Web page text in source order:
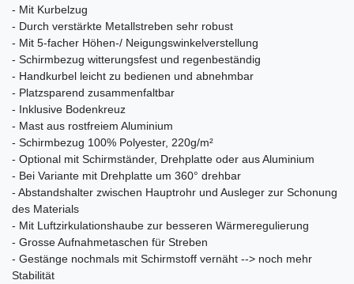
- Mit Kurbelzug
- Durch verstärkte Metallstreben sehr robust
- Mit 5-facher Höhen-/ Neigungswinkelverstellung
- Schirmbezug witterungsfest und regenbeständig
- Handkurbel leicht zu bedienen und abnehmbar
- Platzsparend zusammenfaltbar
- Inklusive Bodenkreuz
- Mast aus rostfreiem Aluminium
- Schirmbezug 100% Polyester, 220g/m²
- Optional mit Schirmständer, Drehplatte oder aus Aluminium
- Bei Variante mit Drehplatte um 360° drehbar
- Abstandshalter zwischen Hauptrohr und Ausleger zur Schonung
des Materials
- Mit Luftzirkulationshaube zur besseren Wärmeregulierung
- Grosse Aufnahmetaschen für Streben
- Gestänge nochmals mit Schirmstoff vernäht --> noch mehr
Stabilität